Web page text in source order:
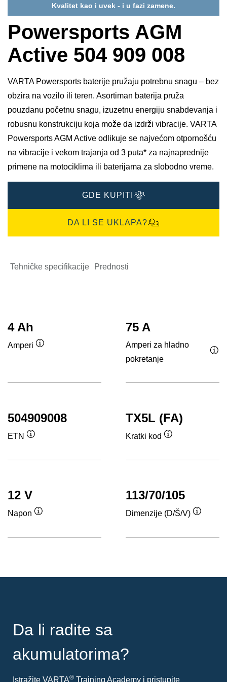
Kvalitet kao i uvek - i u fazi zamene.
Powersports AGM
Active 504 909 008
VARTA Powersports baterije pružaju potrebnu snagu – bez
obzira na vozilo ili teren. Asortiman baterija pruža
pouzdanu početnu snagu, izuzetnu energiju snabdevanja i
robusnu konstrukciju koja može da izdrži vibracije. VARTA
Powersports AGM Active odlikuje se najvećom otpornošću
na vibracije i vekom trajanja od 3 puta* za najnaprednije
primene na motociklima ili baterijama za slobodno vreme.
GDE KUPITI
DA LI SE UKLAPA?
Tehničke specifikacije Prednosti
4 Ah
Amperi
75 A
Amperi za hladno
pokretanje
504909008
ETN
TX5L (FA)
Kratki kod
12 V
Napon
113/70/105
Dimenzije (D/Š/V)
Da li radite sa
akumulatorima?
Istražite VARTA® Training Academy i pristupite